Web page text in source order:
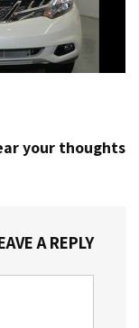
your thoughts
A REPLY